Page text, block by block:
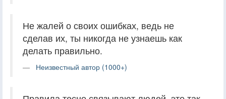
Не жалей о своих ошибках, ведь не
сделав их, ты никогда не узнаешь как
делать правильно.
Неизвестный автор (1000+)